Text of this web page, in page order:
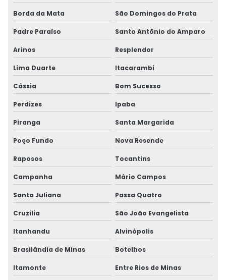
Borda da Mata São Domingos do Prata
Padre Paraíso Santo Antônio do Amparo
Arinos Resplendor
Lima Duarte Itacarambi
Cássia Bom Sucesso
Perdizes Ipaba
Piranga Santa Margarida
Poço Fundo Nova Resende
Raposos Tocantins
Campanha Mário Campos
Santa Juliana Passa Quatro
Cruzília São João Evangelista
Itanhandu Alvinópolis
Brasilândia de Minas Botelhos
Itamonte Entre Rios de Minas